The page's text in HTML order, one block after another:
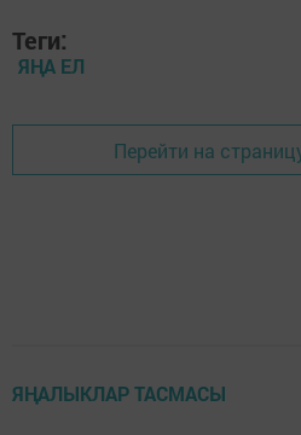
Теги:
ЯҢА ЕЛ
Перейти на
ЯҢАЛЫКЛАР ТАСМАСЫ